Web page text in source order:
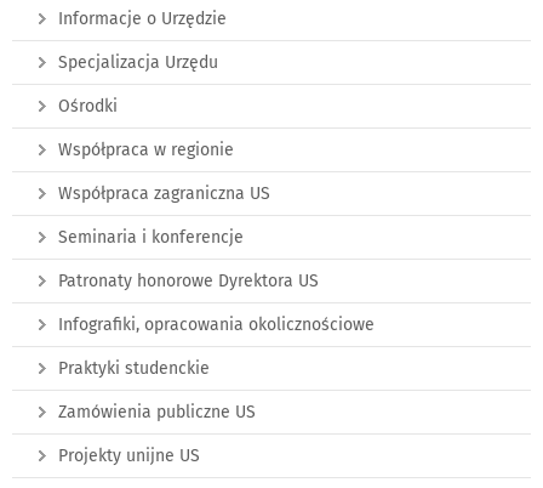
Informacje o Urzędzie
Specjalizacja Urzędu
Ośrodki
Współpraca w regionie
Współpraca zagraniczna US
Seminaria i konferencje
Patronaty honorowe Dyrektora US
Infografiki, opracowania okolicznościowe
Praktyki studenckie
Zamówienia publiczne US
Projekty unijne US